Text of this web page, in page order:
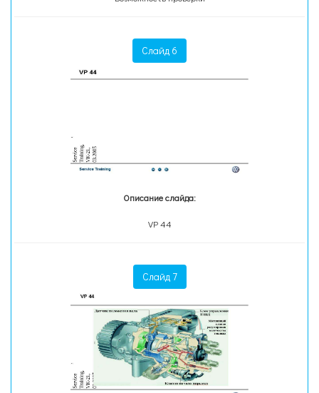
Слайд 6
Описание слайда:
VP 44
Слайд 7